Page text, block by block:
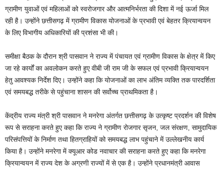
ग्रामीण युवाओं एवं महिलाओं को स्वरोजगार और आत्मनिर्भरता की दिशा में नई ऊर्जा मिल
रही है। उन्होंने छत्तीसगढ़ में ग्रामीण विकास योजनाओं के प्रभावी एवं बेहतर क्रियान्वयन
के लिए विभागीय अधिकारियों की प्रशंसा भी की।
समीक्षा बैठक के दौरान श्री पासवान ने राज्य में पंचायत एवं ग्रामीण विकास के क्षेत्र में किए
जा रहे कार्यों का अवलोकन करते हुए वीबी जी राम जी के सफल एवं प्रभावी क्रियान्वयन
हेतु आवश्यक निर्देश दिए। उन्होंने कहा कि योजनाओं का लाभ अंतिम व्यक्ति तक पारदर्शिता
एवं समयबद्ध तरीके से पहुंचाना शासन की सर्वोच्च प्राथमिकता है।
केंद्रीय राज्य मंत्री श्री पासवान ने मनरेगा अंतर्गत छत्तीसगढ़ के उत्कृष्ट प्रदर्शन की विशेष
रूप से सराहना करते हुए कहा कि राज्य ने ग्रामीण रोजगार सृजन, जल संरक्षण, सामुदायिक
परिसंपत्तियों के निर्माण तथा हितग्राहियों को समयबद्ध लाभ पहुंचाने में उल्लेखनीय कार्य
किया है। उन्होंने मनरेगा में क्यूआर कोड नवाचार की सराहना करते हुए कहा कि मनरेगा
क्रियान्वयन में राज्य देश के अग्रणी राज्यों में से एक है। उन्होंने प्रधानमंत्री आवास